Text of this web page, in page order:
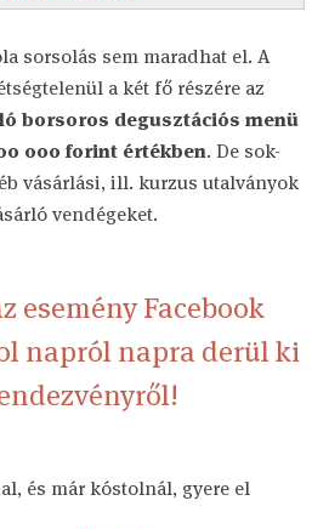
sorsolás sem maradhat el. A
a két fő részére az
borsoros degusztációs menü
000 forint értékben. De sok-
vásárlási, ill. kurzus utalványok
vendégeket.
esemény Facebook
napról napra derül ki
és már kóstolnál, gyere el